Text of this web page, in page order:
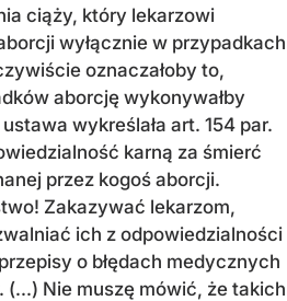
ciąży, który lekarzowi
wyłącznie w przypadkach
oznaczałoby to,
aborcję wykonywałby
wykreślała art. 154 par.
karną za śmierć
przez kogoś aborcji.
Zakazywać lekarzom,
ich z odpowiedzialności
o błędach medycznych
Nie muszę mówić, że takich